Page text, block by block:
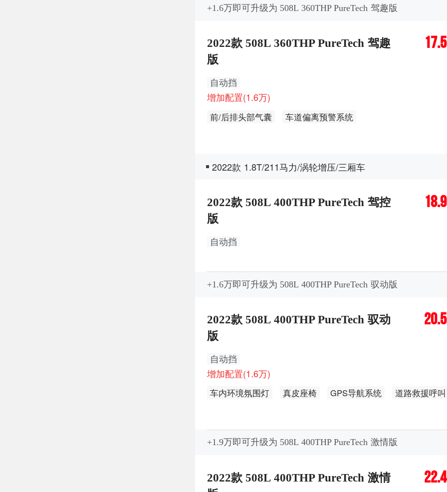
+1.6万即可升级为 508L 360THP PureTech 驾趣版
2022款 508L 360THP PureTech 驾趣
版
自动挡
增加配置(1.6万)
前/后排头部气囊
车道偏离预警系统
主/副驾驶座电动调节
后排杯架 感应雨刷
2022款 1.8T/211马力/涡轮增压/三厢车
2022款 508L 400THP PureTech 驾控
版
自动挡
+1.6万即可升级为 508L 400THP PureTech 驭动版
2022款 508L 400THP PureTech 驭动
版
自动挡
增加配置(1.6万)
车内环境氛围灯 真皮座椅 GPS导航系统
道路救援呼叫
+1.9万即可升级为 508L 400THP PureTech 激情版
2022款 508L 400THP PureTech 激情